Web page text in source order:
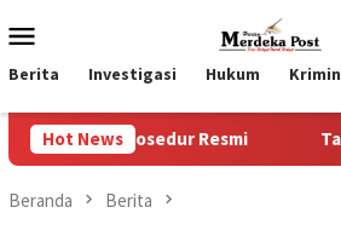
ke
kontenMobile
Berita Investigasi Hukum
Hot News
Resmi Taruna Bhakti
Beranda Berita